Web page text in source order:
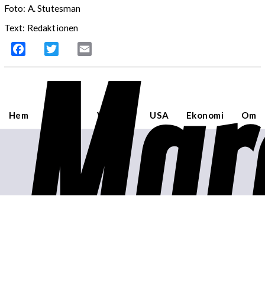
Foto: A. Stutesman
Text: Redaktionen
Facebook Twitter
Hem Världen USA Ekonomi Om